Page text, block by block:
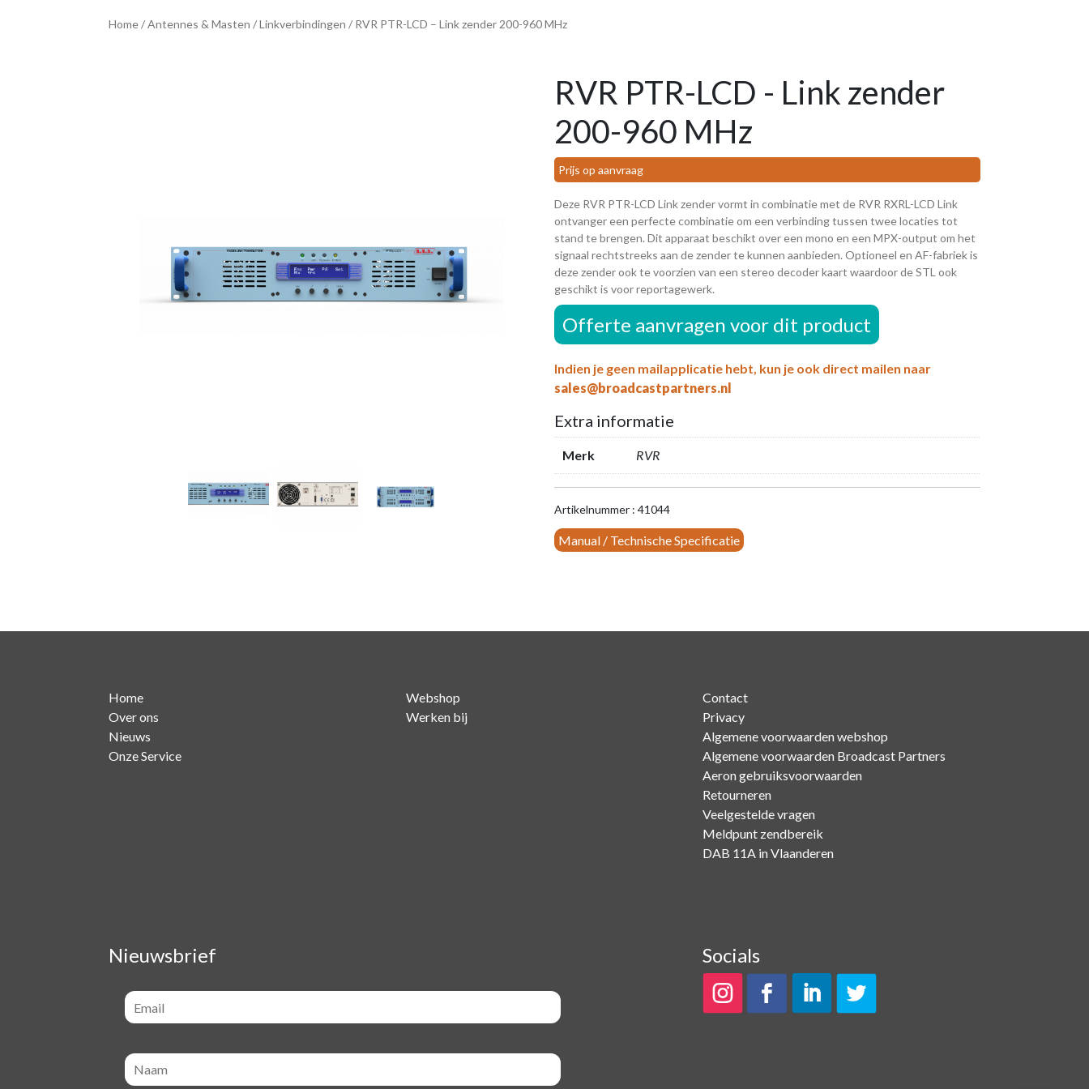
Home/Antennes & Masten /Linkverbindingen / RVR PTR-LCD – Link zender 200-960 MHz
RVR PTR-LCD - Link zender
200-960 MHz
Prijs op aanvraag
Deze RVR PTR-LCD Link zender vormt in combinatie met de RVR RXRL-LCD Link
ontvanger een perfecte combinatie om een verbinding tussen twee locaties tot
stand te brengen. Dit apparaat beschikt over een mono en een MPX-output om het
signaal rechtstreeks aan de zender te kunnen aanbieden. Optioneel en AF-fabriek is
deze zender ook te voorzien van een stereo decoder kaart waardoor de STL ook
geschikt is voor reportagewerk.
Offerte aanvragen voor dit product
Indien je geen mailapplicatie hebt, kun je ook direct mailen naar
sales@broadcastpartners.nl
Extra informatie
Merk RVR
Artikelnummer : 41044
Manual / Technische Specificatie
Home
Over ons
Nieuws
Onze Service
Webshop
Werken bij
Contact
Privacy
Algemene voorwaarden webshop
Algemene voorwaarden Broadcast Partners
Aeron gebruiksvoorwaarden
Retourneren
Veelgestelde vragen
Meldpunt zendbereik
DAB 11A in Vlaanderen
Nieuwsbrief Socials